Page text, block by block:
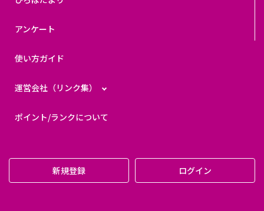
アンケート
使い方ガイド
運営会社（リンク集）
ポイント/ランクについて
新規登録 ログイン